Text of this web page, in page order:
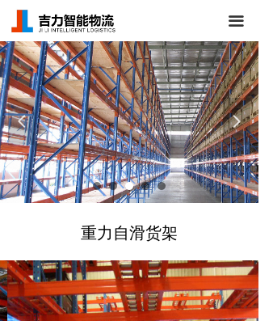
넳 넲
끀
关于我们
仓储货架
立体库货架
AGV/RGV小车
仓库管理系统
成功案例
联系我们
重力自滑货架